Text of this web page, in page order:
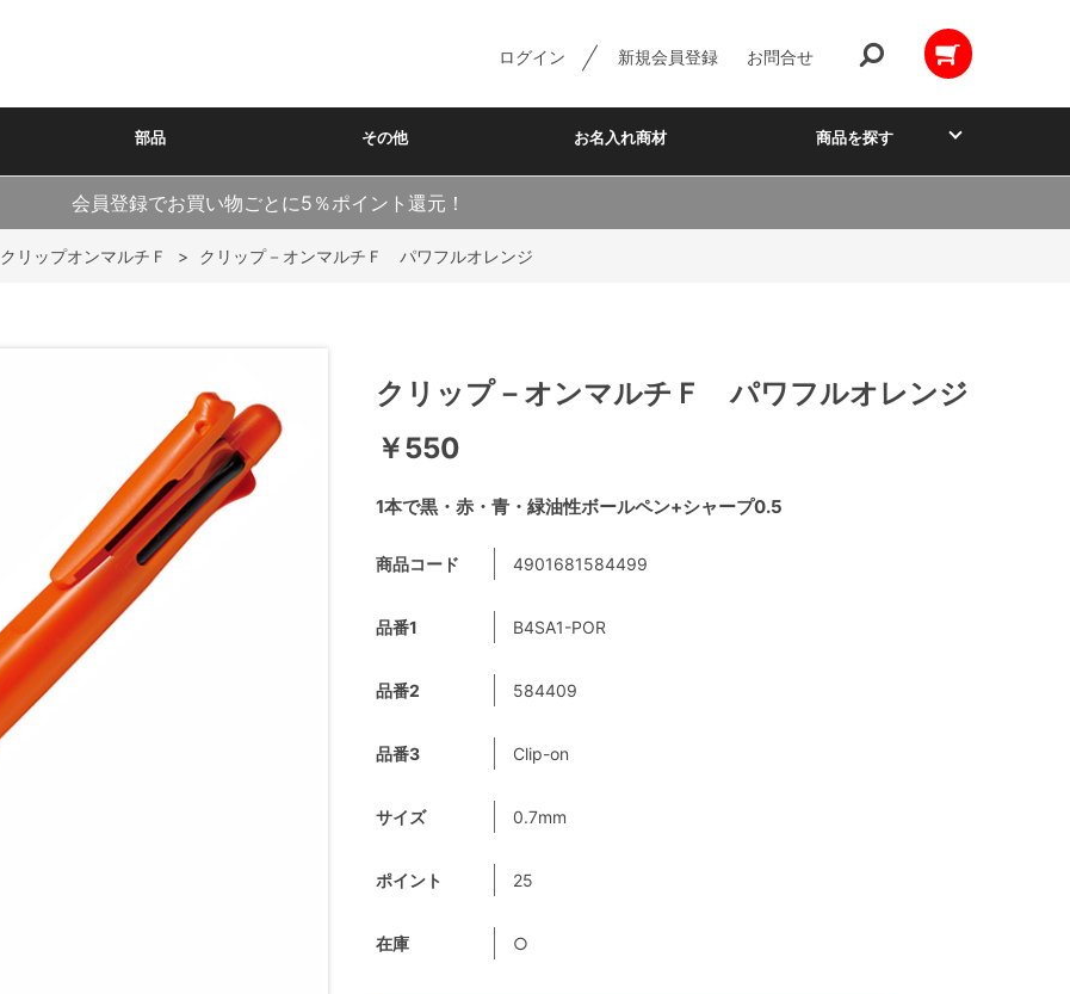
ログイン 新規会員登録 お問合せ
部品 その他 お名入れ商材 商品を探す
会員登録でお買い物ごとに5％ポイント還元！
クリップオンマルチＦ > クリップ－オンマルチＦ パワフルオレンジ
1本で黒・赤・青・緑油性ボールペン+シャープ0.5
クリップ－オンマルチＦ パワフルオレンジ
￥550
商品コード 4901681584499
品番1 B4SA1-POR
品番2 584409
品番3 Clip-on
サイズ 0.7mm
ポイント 25
在庫 ○